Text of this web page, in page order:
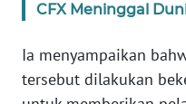
CFX Meninggal
Ia menyampaikan
tersebut dilakukan
JABAR